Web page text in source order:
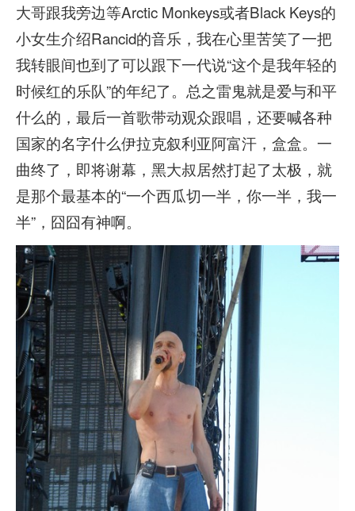
大哥跟我旁边等Arctic Monkeys或者Black Keys的
小女生介绍Rancid的音乐，我在心里苦笑了一把
我转眼间也到了可以跟下一代说“这个是我年轻的
时候红的乐队”的年纪了。总之雷鬼就是爱与和平
什么的，最后一首歌带动观众跟唱，还要喊各种
国家的名字什么伊拉克叙利亚阿富汗，盒盒。一
曲终了，即将谢幕，黑大叔居然打起了太极，就
是那个最基本的“一个西瓜切一半，你一半，我一
半”，囧囧有神啊。